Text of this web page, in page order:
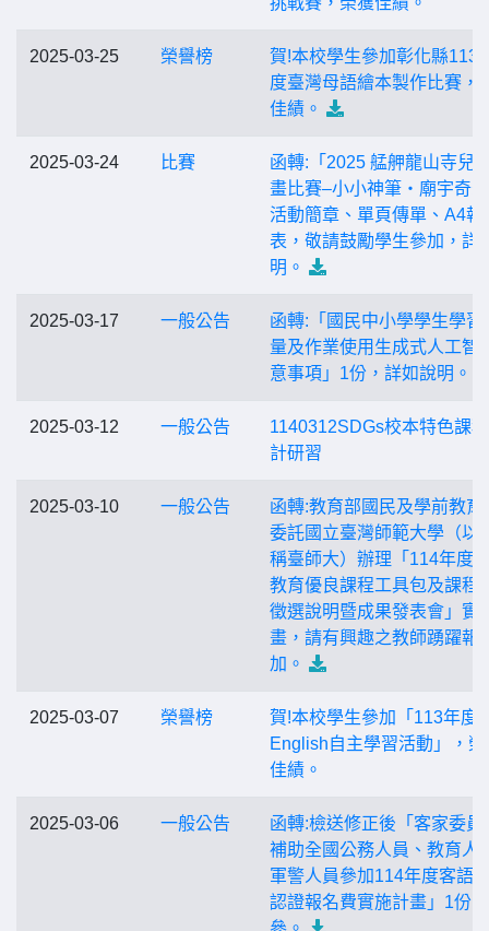
2025-03-25 榮譽榜
賀!本校學生參加彰化縣113
度臺灣母語繪本製作比賽，
佳績。
2025-03-24 比賽
函轉:「2025 艋舺龍山寺兒
畫比賽–小小神筆‧廟宇奇
活動簡章、單頁傳單、A4報
表，敬請鼓勵學生參加，詳
明。
2025-03-17 一般公告
函轉:「國民中小學學生學習
量及作業使用生成式人工智
意事項」1份，詳如說明。
2025-03-12 一般公告
1140312SDGs校本特色課
計研習
2025-03-10 一般公告
函轉:教育部國民及學前教育
委託國立臺灣師範大學（以
稱臺師大）辦理「114年度
教育優良課程工具包及課程
徵選說明暨成果發表會」實
畫，請有興趣之教師踴躍報
加。
2025-03-07 榮譽榜
賀!本校學生參加「113年度
English自主學習活動」，榮
佳績。
2025-03-06 一般公告
函轉:檢送修正後「客家委員
補助全國公務人員、教育人
軍警人員參加114年度客語
認證報名費實施計畫」1份